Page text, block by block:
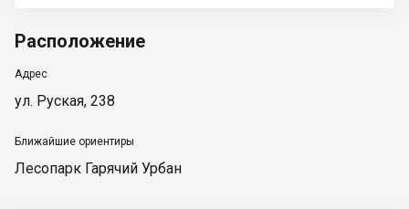
Расположение
Адрес
ул. Руская, 238
Ближайшие ориентиры
Лесопарк Гарячий Урбан